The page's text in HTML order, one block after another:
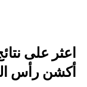
اعثر على
أكشن رأس